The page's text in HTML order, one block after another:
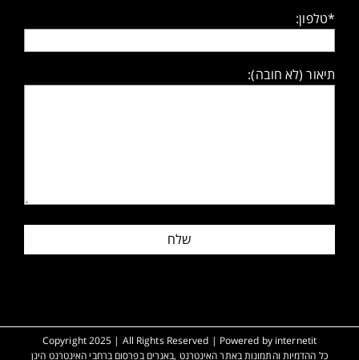
*טלפון:
תיאור (לא חובה):
Copyright 2025 | All Rights Reserved | Powered by internetit
כל ההדמיות והתמונות באתר האינטרנט ,באנרים בפרסום ברחבי האינטרנט הינן